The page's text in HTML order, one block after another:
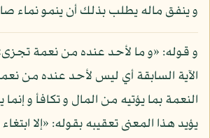
و ينفق ماله يطلب بذلك أن ينمو نماء
و قوله: «و ما لأحد عنده من نعمة
الآية السابقة أي ليس لأحد عنده من
النعمة بما يؤتيه من المال و تكافأ و إنما
يؤيد هذا المعنى تعقيبه بقوله: «إلا